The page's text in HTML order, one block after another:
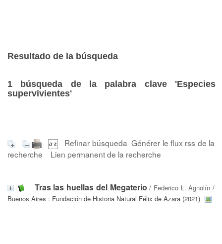
Resultado de la búsqueda
1 búsqueda de la palabra clave 'Especies
supervivientes'
Refinar búsqueda Générer le flux rss de la
recherche
Lien permanent de la recherche
Tras las huellas del Megaterio / Federico L. Agnolín /
Buenos Aires : Fundación de Historia Natural Félix de Azara (2021)